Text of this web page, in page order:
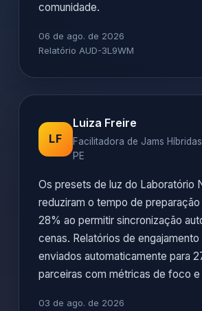
comunidade.
06 de ago. de 2026
Relatório AUD-3L9WM
LF
Luiza Freire
Facilitadora de Jams Híbridas
PE
Os presets de luz do Laboratório
reduziram o tempo de
28% ao permitir sincronização
cenas. Relatórios de
enviados automaticamente para
parceiras com métricas de foco
03 de ago. de 2026